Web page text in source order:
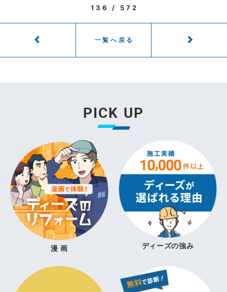
136 / 572
一覧へ戻る
PICK UP
漫 画 ディーズの強み